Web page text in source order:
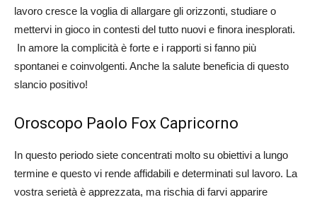
lavoro cresce la voglia di allargare gli orizzonti, studiare o
mettervi in gioco in contesti del tutto nuovi e finora inesplorati.
In amore la complicità è forte e i rapporti si fanno più
spontanei e coinvolgenti. Anche la salute beneficia di questo
slancio positivo!
Oroscopo Paolo Fox Capricorno
In questo periodo siete concentrati molto su obiettivi a lungo
termine e questo vi rende affidabili e determinati sul lavoro. La
vostra serietà è apprezzata, ma rischia di farvi apparire